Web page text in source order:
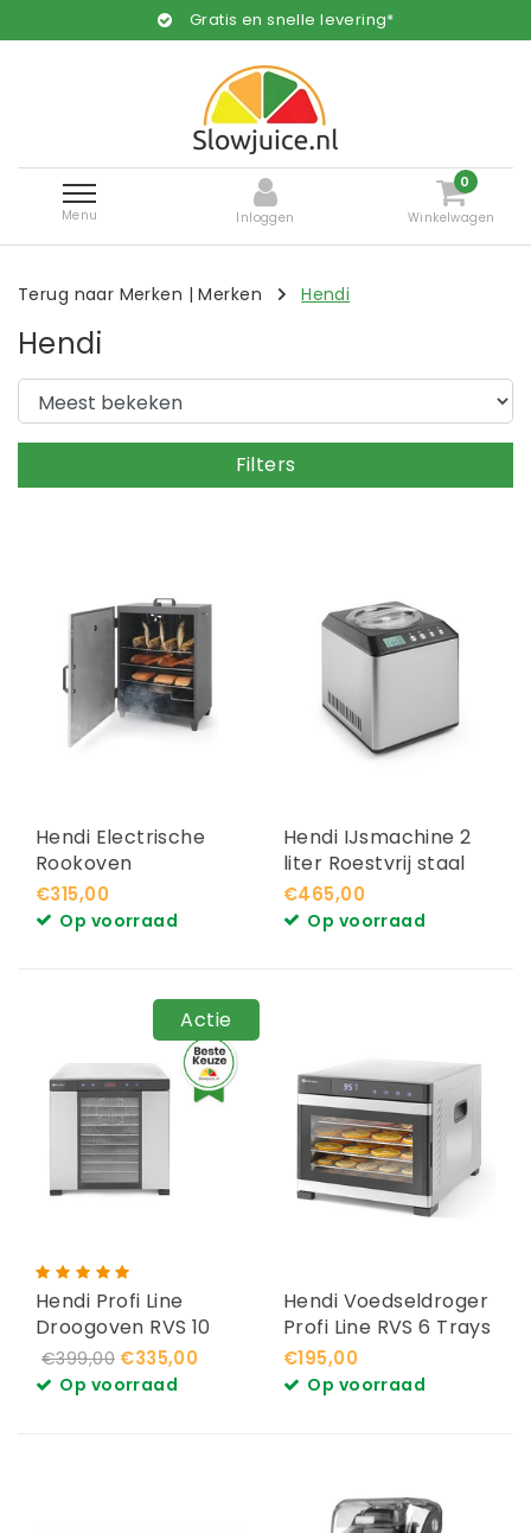
Gratis en snelle levering*
Menu Inloggen
0
Winkelwagen
Terug naar Merken |Merken Hendi
Hendi
Filters
Hendi Electrische
Rookoven
€315,00
Op voorraad
Hendi IJsmachine 2
liter Roestvrij staal
€465,00
Op voorraad
Actie
Hendi Profi Line
Droogoven RVS 10
Trays
€399,00 €335,00
Op voorraad
Hendi Voedseldroger
Profi Line RVS 6 Trays
€195,00
Op voorraad